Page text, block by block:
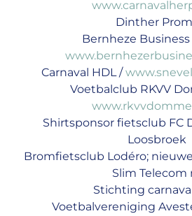
Dinther
Bernheze
Carnaval HDL /
Voetbalclub RKVV
Shirtsponsor fietsclub FC
Loosbroek
Bromfietsclub Lodéro;
Slim Telecom
Stichting
Voetbalvereniging